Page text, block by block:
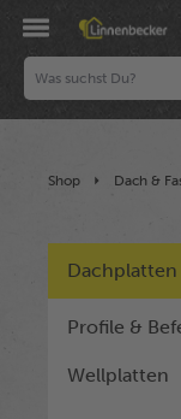
Shop Dach &
Profile &
Wellplatten